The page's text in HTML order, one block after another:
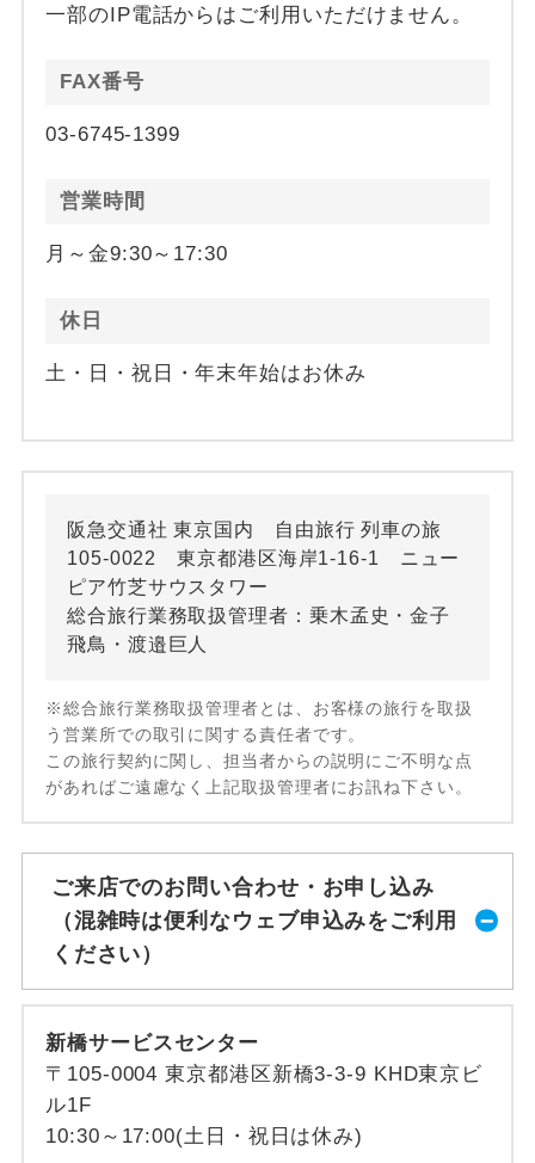
一部のIP電話からはご利用いただけません。
FAX番号
03-6745-1399
営業時間
月～金9:30～17:30
休日
土・日・祝日・年末年始はお休み
阪急交通社 東京国内 自由旅行 列車の旅
105-0022 東京都港区海岸1-16-1 ニュー
ピア竹芝サウスタワー
総合旅行業務取扱管理者：乗木孟史・金子
飛鳥・渡邉巨人
※総合旅行業務取扱管理者とは、お客様の旅行を取扱
う営業所での取引に関する責任者です。
この旅行契約に関し、担当者からの説明にご不明な点
があればご遠慮なく上記取扱管理者にお訊ね下さい。
ご来店でのお問い合わせ・お申し込み
（混雑時は便利なウェブ申込みをご利用
ください）
新橋サービスセンター
〒105-0004 東京都港区新橋3-3-9 KHD東京ビ
ル1F
10:30～17:00(土日・祝日は休み)